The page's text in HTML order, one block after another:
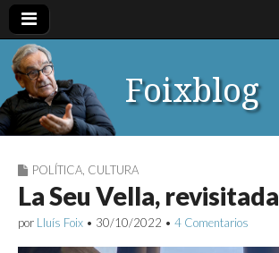
Foixblog
POLÍTICA CULTURA
La Seu Vella, revisitada
por Lluís Foix • 30/10/2022 • 4 Comentarios